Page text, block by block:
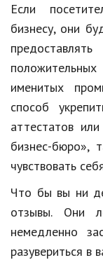
Если
бизнесу, они
именитых
способ
аттестатов
бизнес-бюро»,
чувствовать
Что бы вы ни
отзывы. Они
немедленно
разувериться в